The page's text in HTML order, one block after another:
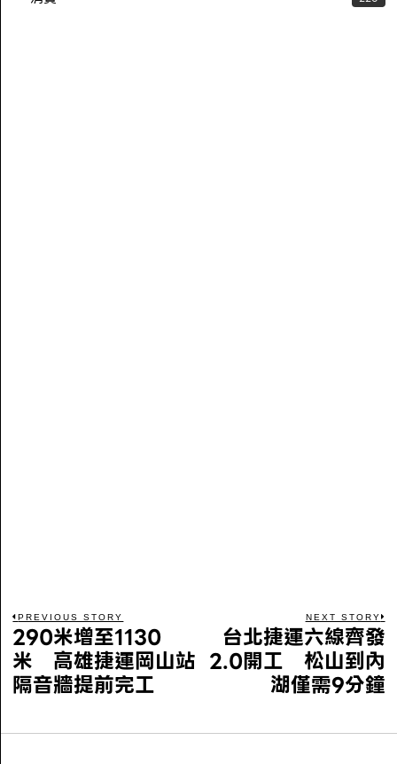
PREVIOUS STORY
290米增至1130
米 高雄捷運岡山站
隔音牆提前完工
NEXT STORY
台北捷運六線齊發
2.0開工 松山到內
湖僅需9分鐘